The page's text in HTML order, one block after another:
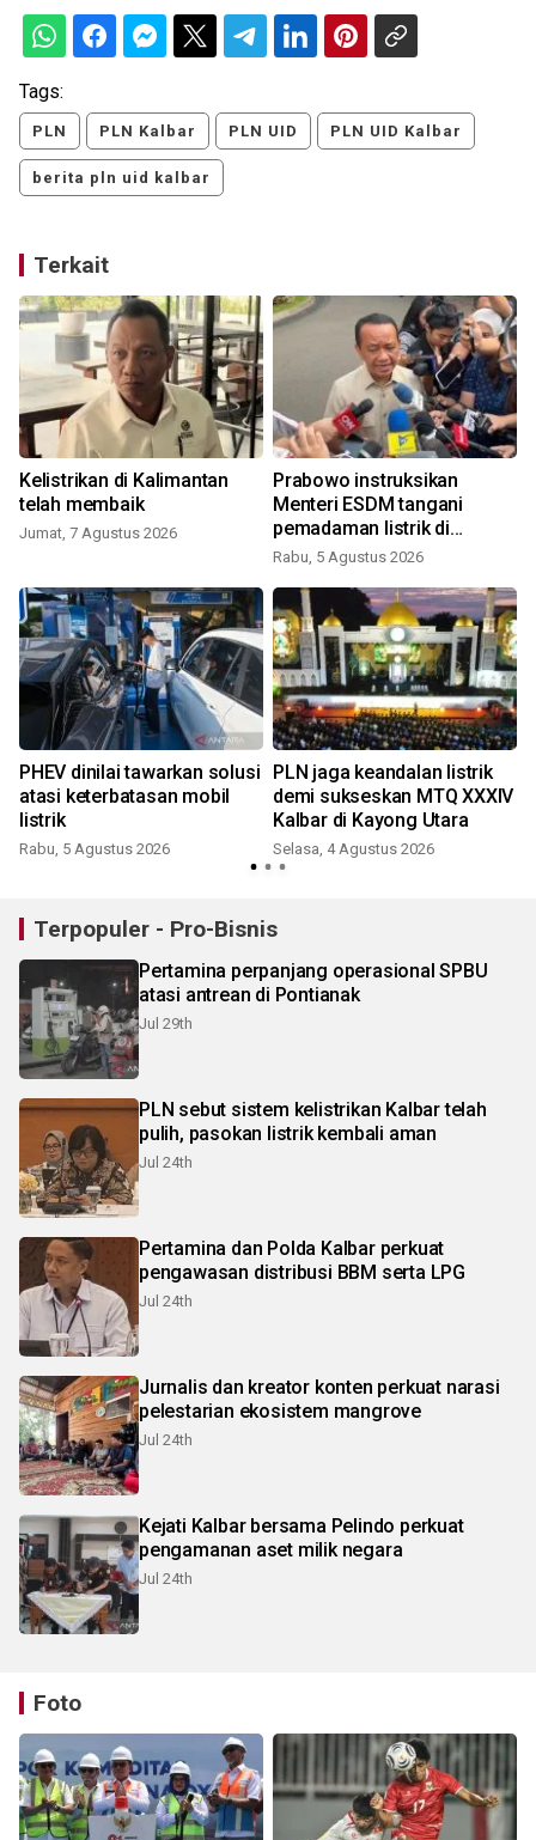
Tags:
PLN PLN Kalbar PLN UID PLN UID Kalbar
berita pln uid kalbar
Terkait
Kelistrikan di Kalimantan
telah membaik
Jumat, 7 Agustus 2026
Prabowo instruksikan
Menteri ESDM tangani
pemadaman listrik di
Kalimantan
Rabu, 5 Agustus 2026
PHEV dinilai tawarkan solusi
atasi keterbatasan mobil
listrik
Rabu, 5 Agustus 2026
PLN jaga keandalan listrik
demi sukseskan MTQ XXXIV
Kalbar di Kayong Utara
Selasa, 4 Agustus 2026
Terpopuler - Pro-Bisnis
Pertamina perpanjang operasional SPBU
atasi antrean di Pontianak
Jul 29th
PLN sebut sistem kelistrikan Kalbar telah
pulih, pasokan listrik kembali aman
Jul 24th
Pertamina dan Polda Kalbar perkuat
pengawasan distribusi BBM serta LPG
Jul 24th
Jurnalis dan kreator konten perkuat narasi
pelestarian ekosistem mangrove
Jul 24th
Kejati Kalbar bersama Pelindo perkuat
pengamanan aset milik negara
Jul 24th
Foto